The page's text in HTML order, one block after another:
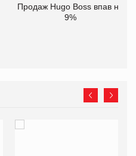
Продаж Hugo Boss впав на
9%